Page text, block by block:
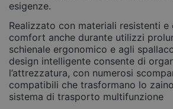
esigenze.
Realizzato con materiali resistenti
comfort anche durante utilizzi
schienale ergonomico e agli
design intelligente consente di
l’attrezzatura, con numerosi
compatibili che trasformano lo
sistema di trasporto multifunzione